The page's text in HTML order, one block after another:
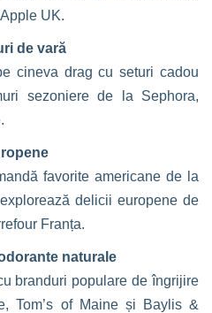
UK.
de vară
cineva drag cu seturi cadou
sezoniere de la Sephora,
favorite americane de la
delicii europene de
Franța.
naturale
branduri populare de îngrijire
Tom’s of Maine și Baylis &